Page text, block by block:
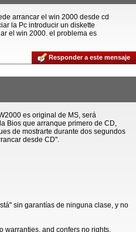
arrancar el win 2000 desde cd
la Pc introducir un diskette
el win 2000. el problema es
Responder a este mensaje
es original de MS, será
Bios que arranque primero de CD,
de mostrarte durante dos segundos
desde CD".
sin garantías de ninguna clase, y no
warranties, and confers no rights.